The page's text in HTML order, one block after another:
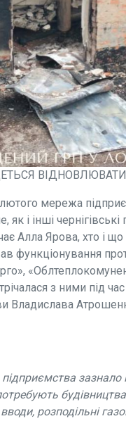
мережа
як і інші
Алла Ярова, хто і
функціонування
з ними під
Владислава
розподільні